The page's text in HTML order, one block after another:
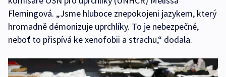
Flemingová. „Jsme hluboce znepokojeni jazykem, který
hromadně démonizuje uprchlíky. To je nebezpečné,
neboť to přispívá ke xenofobii a strachu,“ dodala.